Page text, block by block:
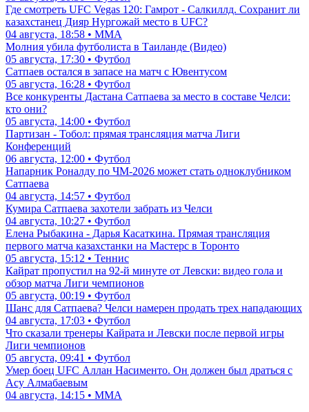
Где смотреть UFC Vegas 120: Гамрот - Салкиллд. Сохранит ли
казахстанец Дияр Нургожай место в UFC?
04 августа, 18:58 • ММА
Молния убила футболиста в Таиланде (Видео)
05 августа, 17:30 • Футбол
Сатпаев остался в запасе на матч с Ювентусом
05 августа, 16:28 • Футбол
Все конкуренты Дастана Сатпаева за место в составе Челси:
кто они?
05 августа, 14:00 • Футбол
Партизан - Тобол: прямая трансляция матча Лиги
Конференций
06 августа, 12:00 • Футбол
Напарник Роналду по ЧМ-2026 может стать одноклубником
Сатпаева
04 августа, 14:57 • Футбол
Кумира Сатпаева захотели забрать из Челси
04 августа, 10:27 • Футбол
Елена Рыбакина - Дарья Касаткина. Прямая трансляция
первого матча казахстанки на Мастерс в Торонто
05 августа, 15:12 • Теннис
Кайрат пропустил на 92-й минуте от Левски: видео гола и
обзор матча Лиги чемпионов
05 августа, 00:19 • Футбол
Шанс для Сатпаева? Челси намерен продать трех нападающих
04 августа, 17:03 • Футбол
Что сказали тренеры Кайрата и Левски после первой игры
Лиги чемпионов
05 августа, 09:41 • Футбол
Умер боец UFC Аллан Насименто. Он должен был драться с
Асу Алмабаевым
04 августа, 14:15 • ММА